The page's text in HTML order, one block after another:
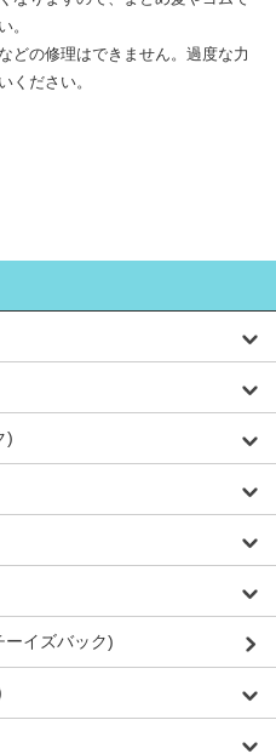
。
どの修理はできません。過度な力
ください。
)
ーイズバック)